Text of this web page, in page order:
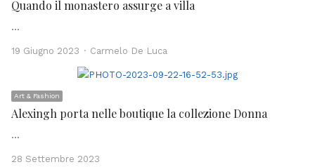
Quando il monastero assurge a villa
…
19 Giugno 2023 Author
Carmelo De Luca
Art & Fashion
Alexingh porta nelle boutique la collezione Donna
…
28 Settembre 2023